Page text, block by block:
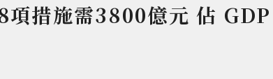
項措施需3800億元 佔